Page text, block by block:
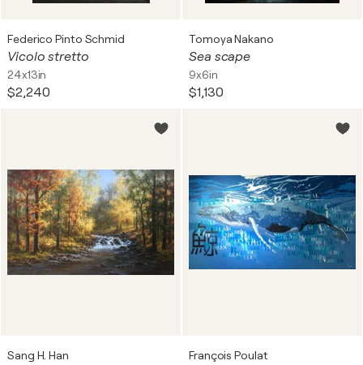
Federico Pinto Schmid
Vicolo stretto
24x13in
$2,240
Tomoya Nakano
Sea scape
9x6in
$1,130
Sang H. Han François Poulat